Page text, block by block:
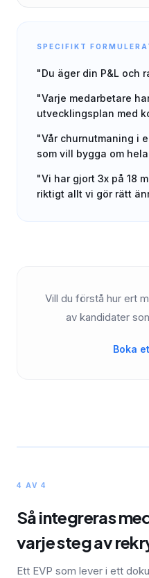
SPECIFIKT
"Du äger din P&L och
"Varje medarbetare
utvecklingsplan med
"Vår churnutmaning i
som vill bygga om
"Vi har gjort 3x på 18
riktigt allt vi gör rätt
Vill du förstå hur ert
av kandidater
Boka
4 AV 4
Så integreras
varje steg av
Ett EVP som lever i ett